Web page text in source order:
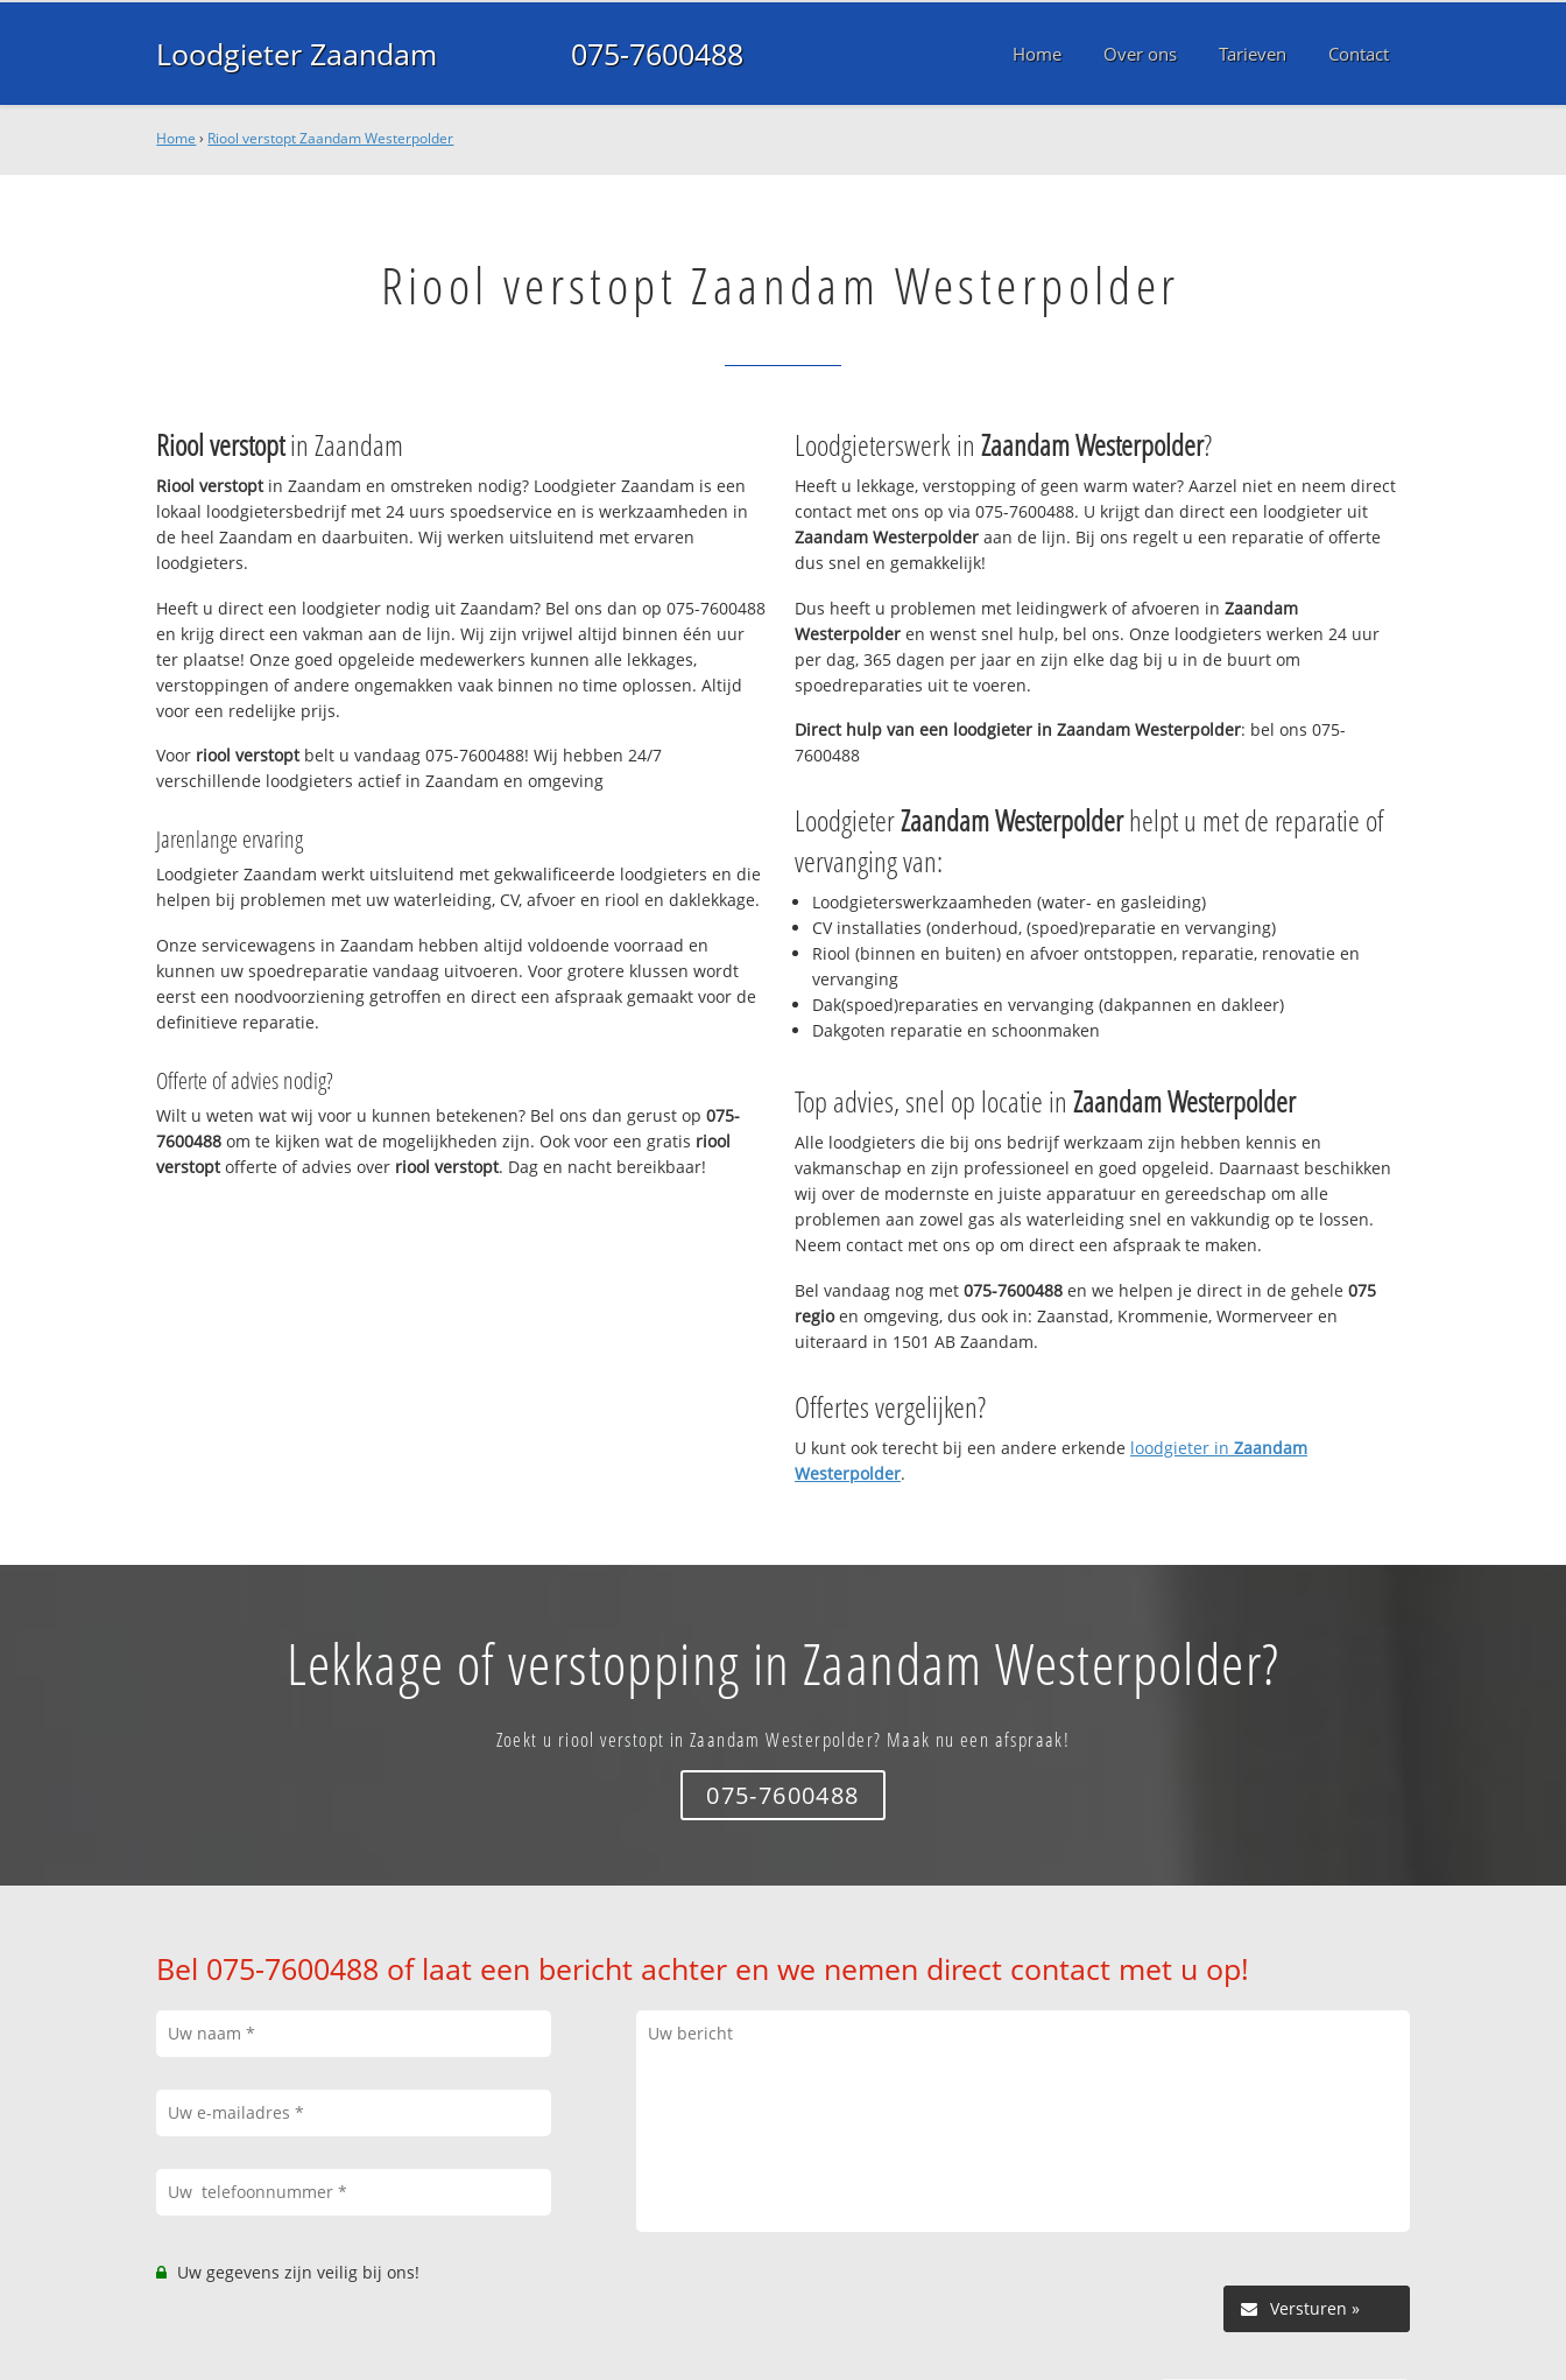
Loodgieter Zaandam 075-7600488 Home Over ons Tarieven Contact
Home › Riool verstopt Zaandam Westerpolder
Riool verstopt Zaandam Westerpolder
Riool verstoptin Zaandam
Riool verstoptin Zaandam en omstreken nodig? Loodgieter Zaandam is een
lokaal loodgietersbedrijf met 24 uurs spoedservice en is werkzaamheden in
de heel Zaandam en daarbuiten. Wij werken uitsluitend met ervaren
loodgieters.
Heeft u direct een loodgieter nodig uit Zaandam? Bel ons dan op 075-7600488
en krijg direct een vakman aan de lijn. Wij zijn vrijwel altijd binnen één uur
ter plaatse! Onze goed opgeleide medewerkers kunnen alle lekkages,
verstoppingen of andere ongemakken vaak binnen no time oplossen. Altijd
voor een redelijke prijs.
Voor riool verstoptbelt u vandaag 075-7600488! Wij hebben 24/7
verschillende loodgieters actief in Zaandam en omgeving
Jarenlange ervaring
Loodgieter Zaandam werkt uitsluitend met gekwalificeerde loodgieters en die
helpen bij problemen met uw waterleiding, CV, afvoer en riool en daklekkage.
Onze servicewagens in Zaandam hebben altijd voldoende voorraad en
kunnen uw spoedreparatie vandaag uitvoeren. Voor grotere klussen wordt
eerst een noodvoorziening getroffen en direct een afspraak gemaakt voor de
definitieve reparatie.
Offerte of advies nodig?
Wilt u weten wat wij voor u kunnen betekenen? Bel ons dan gerust op075-
7600488 om te kijken wat de mogelijkheden zijn. Ook voor een gratis riool
verstoptofferte of advies over riool verstopt. Dag en nacht bereikbaar!
Loodgieterswerk in Zaandam Westerpolder?
Heeft u lekkage, verstopping of geen warm water? Aarzel niet en neem direct
contact met ons op via 075-7600488. U krijgt dan direct een loodgieter uit
Zaandam Westerpolder aan de lijn. Bij ons regelt u een reparatie of offerte
dus snel en gemakkelijk!
Dus heeft u problemen met leidingwerk of afvoeren in Zaandam
Westerpolder en wenst snel hulp, bel ons. Onze loodgieters werken 24 uur
per dag, 365 dagen per jaar en zijn elke dag bij u in de buurt om
spoedreparaties uit te voeren.
Direct hulp van een loodgieter in Zaandam Westerpolder: bel ons 075-
7600488
LoodgieterZaandam Westerpolderhelpt u met de reparatie of
vervanging van:
Loodgieterswerkzaamheden (water- en gasleiding)
CV installaties (onderhoud, (spoed)reparatie en vervanging)
Riool (binnen en buiten) en afvoer ontstoppen, reparatie, renovatie en
vervanging
Dak(spoed)reparaties en vervanging (dakpannen en dakleer)
Dakgoten reparatie en schoonmaken
Top advies, snel op locatie in Zaandam Westerpolder
Alle loodgieters die bij ons bedrijf werkzaam zijn hebben kennis en
vakmanschap en zijn professioneel en goed opgeleid. Daarnaast beschikken
wij over de modernste en juiste apparatuur en gereedschap om alle
problemen aan zowel gas als waterleiding snel en vakkundig op te lossen.
Neem contact met ons op om direct een afspraak te maken.
Bel vandaag nog met 075-7600488 en we helpen je direct in de gehele 075
regioen omgeving, dus ook in: Zaanstad, Krommenie, Wormerveer en
uiteraard in 1501 AB Zaandam.
Offertes vergelijken?
U kunt ook terecht bij een andere erkende loodgieter in Zaandam
Westerpolder.
Lekkage of verstopping in Zaandam Westerpolder?
Zoekt u riool verstopt in Zaandam Westerpolder? Maak nu een afspraak!
075-7600488
Bel 075-7600488 of laat een bericht achter en we nemen direct contact met u op!
Uw gegevens zijn veilig bij ons!
Versturen »